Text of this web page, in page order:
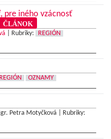
pre iného vzácnosť
Rubriky:
REGIÓN
REGIÓN OZNAMY
Petra Motyčková |
Rubriky: